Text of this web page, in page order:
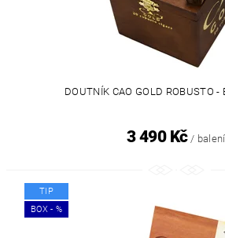
DOUTNÍK CAO GOLD ROBUSTO -
3 490 Kč / balení
TIP
BOX - %